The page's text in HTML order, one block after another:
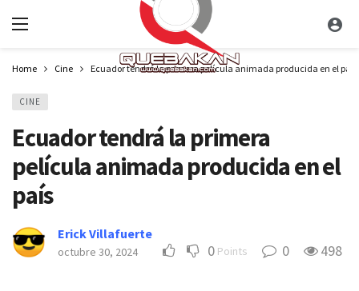
Home Cine Ecuador tendrá la primera película animada producida en el país
CINE
Ecuador tendrá la primera
película animada producida en el
país
Erick Villafuerte
octubre 30, 2024 0 Points 0 498